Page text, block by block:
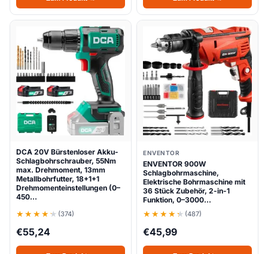
DCA 20V Bürstenloser Akku-
Schlagbohrschrauber, 55Nm
max. Drehmoment, 13mm
Metallbohrfutter, 18+1+1
Drehmomenteinstellungen (0–
450…
(374)
€55,24
ENVENTOR
ENVENTOR 900W
Schlagbohrmaschine,
Elektrische Bohrmaschine mit
36 ​​Stück Zubehör, 2-in-1
Funktion, 0–3000…
(487)
€45,99